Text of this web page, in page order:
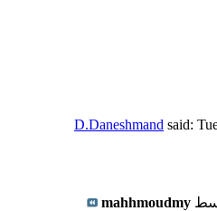
D.Daneshmand said:
mahhmoudmy